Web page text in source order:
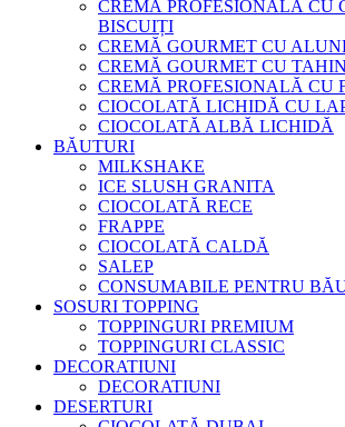
CREMĂ PROFESIONALĂ CU
BISCUIȚI
CREMĂ GOURMET CU
CREMĂ GOURMET CU
CREMĂ PROFESIONALĂ CU
CIOCOLATĂ LICHIDĂ CU
CIOCOLATĂ ALBĂ LICHIDĂ
BĂUTURI
MILKSHAKE
ICE SLUSH GRANITA
CIOCOLATĂ RECE
FRAPPE
CIOCOLATĂ CALDĂ
SALEP
CONSUMABILE PENTRU
SOSURI TOPPING
TOPPINGURI PREMIUM
TOPPINGURI CLASSIC
DECORATIUNI
DECORATIUNI
DESERTURI